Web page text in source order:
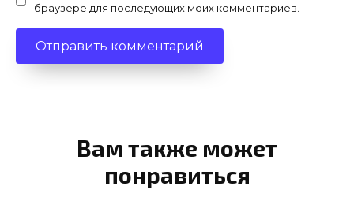
браузере для последующих моих комментариев.
Вам также может
понравиться